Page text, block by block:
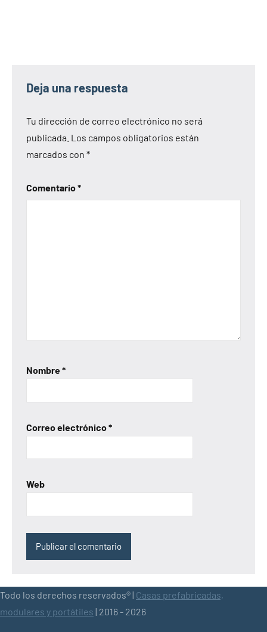
Deja una respuesta
Tu dirección de correo electrónico no será
publicada. Los campos obligatorios están
marcados con *
Comentario*
Nombre*
Correo electrónico*
Web
Todo los derechos reservados® | Casas prefabricadas,
modulares y portátiles | 2016 - 2026